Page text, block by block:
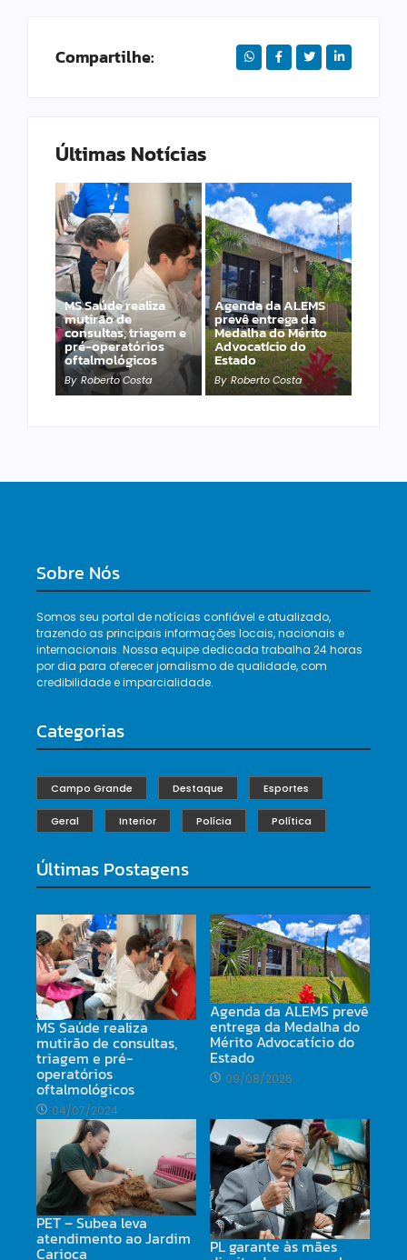
Compartilhe:
Últimas Notícias
MS Saúde realiza
mutirão de
consultas, triagem e
pré-operatórios
oftalmológicos
By Roberto Costa
Agenda da ALEMS
prevê entrega da
Medalha do Mérito
Advocatício do
Estado
By Roberto Costa
PET – Subea leva
atendimento ao
Jardim Carioca
By Roberto Costa
Sobre Nós
Somos seu portal de notícias confiável e atualizado,
trazendo as principais informações locais, nacionais e
internacionais. Nossa equipe dedicada trabalha 24 horas
por dia para oferecer jornalismo de qualidade, com
credibilidade e imparcialidade.
Categorias
Campo Grande Destaque Esportes
Geral Interior Polícia Política
Últimas Postagens
MS Saúde realiza
mutirão de consultas,
triagem e pré-
operatórios
oftalmológicos
04/07/2024
Agenda da ALEMS prevê
entrega da Medalha do
Mérito Advocatício do
Estado
09/08/2026
PET – Subea leva
atendimento ao Jardim
Carioca PL garante às mães